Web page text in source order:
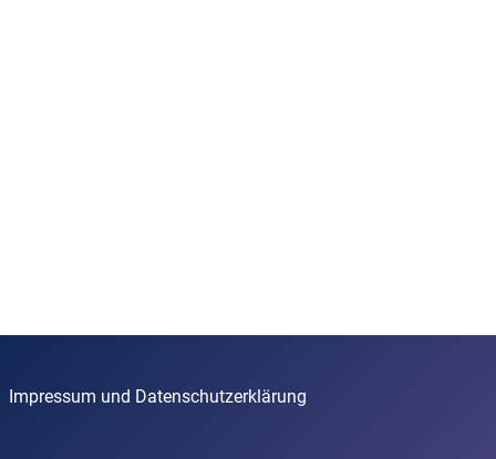
Impressum und Datenschutzerklärung